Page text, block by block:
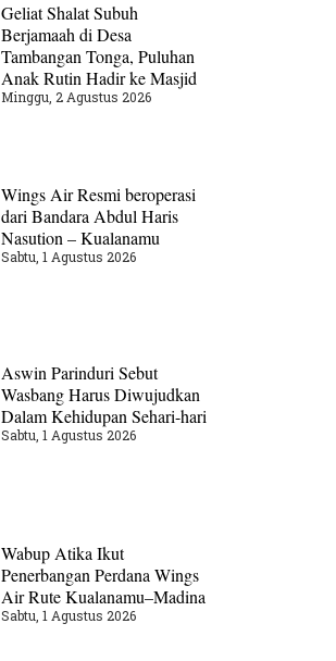
Geliat Shalat Subuh
Berjamaah di Desa
Tambangan Tonga, Puluhan
Anak Rutin Hadir ke Masjid
Minggu, 2 Agustus 2026
Wings Air Resmi beroperasi
dari Bandara Abdul Haris
Nasution – Kualanamu
Sabtu, 1 Agustus 2026
Aswin Parinduri Sebut
Wasbang Harus Diwujudkan
Dalam Kehidupan Sehari-hari
Sabtu, 1 Agustus 2026
Wabup Atika Ikut
Penerbangan Perdana Wings
Air Rute Kualanamu–Madina
Sabtu, 1 Agustus 2026